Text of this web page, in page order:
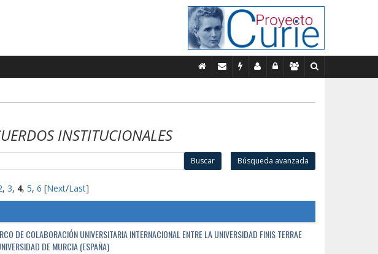
INSTITUCIONALES
Buscar Búsqueda avanzada
, 3, 4, 5, 6 [Next/Last]
DE COLABORACIÓN UNIVERSITARIA INTERNACIONAL ENTRE LA UNIVERSIDAD FINIS TERRAE
DE MURCIA (ESPAÑA)